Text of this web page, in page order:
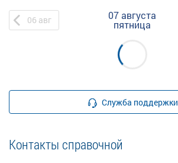
06 авг 07 августа
пятница
Служба поддержки
Контакты справочной